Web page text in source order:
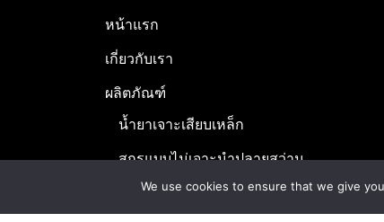
หน้าแรก
เกี่ยวกับเรา
ผลิตภัณฑ์
น้ำยาเจาะเสียบเหล็ก
สกรูแบบไม่เจาะนำปลายสว่าน
พุกฝังคอนกรีต
We use cookies to ensure that we give